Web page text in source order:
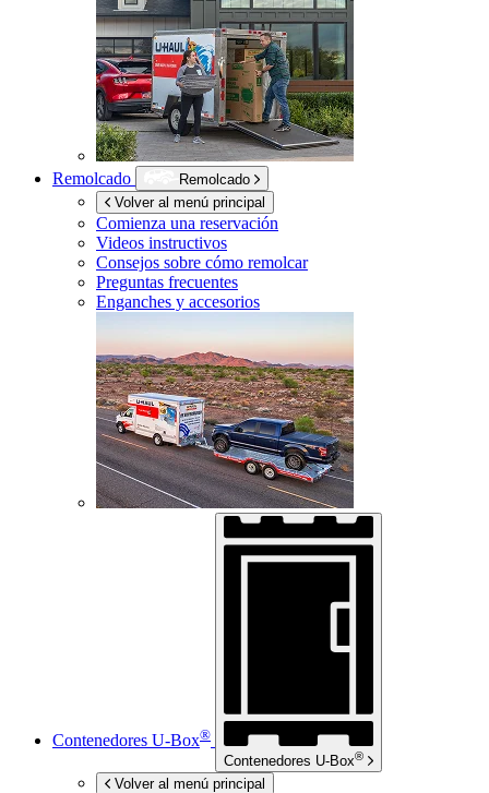
Remolcado
Remolcado
Volver al menú principal
Comienza una reservación
Videos instructivos
Consejos sobre cómo remolcar
Preguntas frecuentes
Enganches y accesorios
Contenedores U-Box®
Contenedores U-Box®
Volver al menú principal